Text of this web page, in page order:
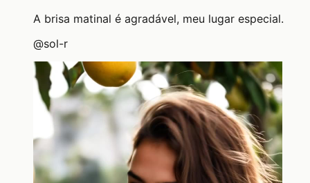
A brisa matinal é agradável, meu lugar especial.
@sol-r